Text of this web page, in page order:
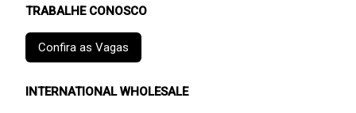
TRABALHE CONOSCO
Confira as Vagas
INTERNATIONAL WHOLESALE